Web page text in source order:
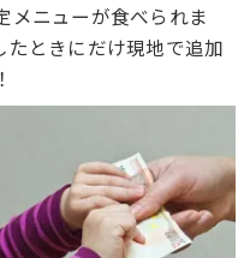
メニューが食べられま
たときにだけ現地で追加